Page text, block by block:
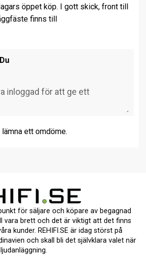
öppet köp. I gott skick, front till
finns till
Du
ett omdöme.
för säljare och köpare av begagnad
vara brett och det är viktigt att det finns
kunder. REHIFI.SE är idag störst på
och skall bli det självklara valet när